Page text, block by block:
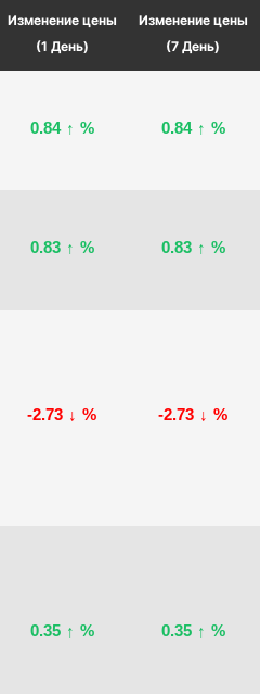
Изменение цены
(1 День)
Изменение цены
(7 День)
0.84 ↑ % 0.84 ↑ %
0.83 ↑ % 0.83 ↑ %
-2.73 ↓ % -2.73 ↓ %
0.35 ↑ % 0.35 ↑ %